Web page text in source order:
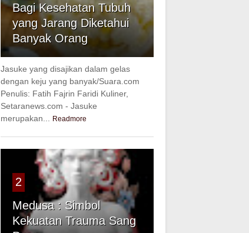
Bagi Kesehatan Tubuh
yang Jarang Diketahui
Banyak Orang
Jasuke yang disajikan dalam gelas
dengan keju yang banyak/Suara.com
Penulis: Fatih Fajrin Faridi Kuliner,
Setaranews.com - Jasuke
merupakan...
Readmore
2
Medusa : Simbol
Kekuatan Trauma Sang